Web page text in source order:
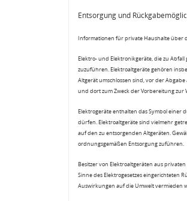
Entsorgung und
Informationen für private Haushalte über
Elektro- und Elektronikgeräte, die zu
zuzuführen. Elektroaltgeräte gehören
Altgerät umschlossen sind, vor der
und dort zum Zweck der Vorbereitung
Elektrogeräte enthalten das Symbol einer
dürfen. Elektroaltgeräte sind vielmehr
auf den zu entsorgenden Altgeräten.
ordnungsgemäßen Entsorgung zuführen.
Besitzer von Elektroaltgeräten aus
Sinne des Elektrogesetzes eingerichteten
Auswirkungen auf die Umwelt vermieden